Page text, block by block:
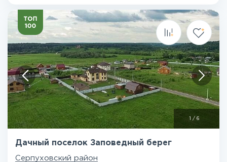
/ 6
Дачный поселок Заповедный берег
Серпуховский район